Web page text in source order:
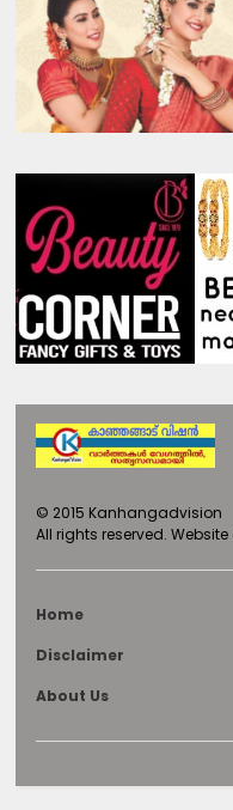
© 2015 Kanhangadvision
All rights reserved.
Home
Disclaimer
About Us